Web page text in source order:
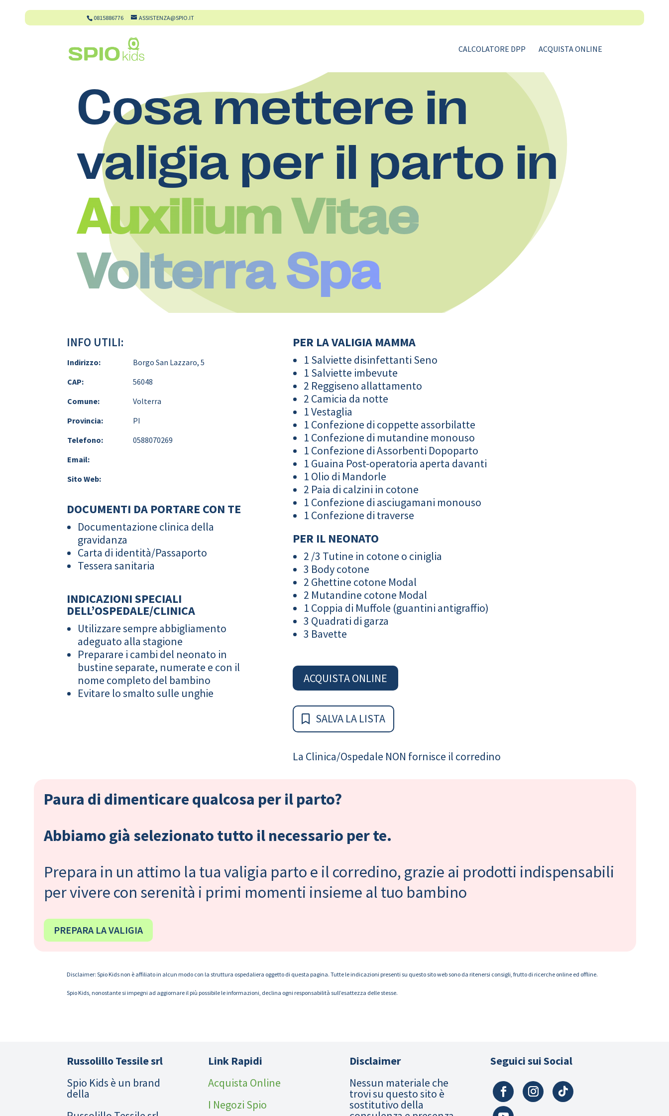
0815886776 ASSISTENZA@SPIO.IT
CALCOLATORE DPP ACQUISTA ONLINE
Cosa mettere in
valigia per il parto in
Auxilium Vitae
Volterra Spa
INFO UTILI:
Indirizzo:
Borgo San Lazzaro, 5
CAP:
56048
Comune:
Volterra
Provincia:
PI
Telefono:
0588070269
Email:
Sito Web:
DOCUMENTI DA PORTARE CON TE
Documentazione clinica della
gravidanza
Carta di identità/Passaporto
Tessera sanitaria
INDICAZIONI SPECIALI
DELL’OSPEDALE/CLINICA
Utilizzare sempre abbigliamento
adeguato alla stagione
Preparare i cambi del neonato in
bustine separate, numerate e con il
nome completo del bambino
Evitare lo smalto sulle unghie
PER LA VALIGIA MAMMA
1 Salviette disinfettanti Seno
1 Salviette imbevute
2 Reggiseno allattamento
2 Camicia da notte
1 Vestaglia
1 Confezione di coppette assorbilatte
1 Confezione di mutandine monouso
1 Confezione di Assorbenti Dopoparto
1 Guaina Post-operatoria aperta davanti
1 Olio di Mandorle
2 Paia di calzini in cotone
1 Confezione di asciugamani monouso
1 Confezione di traverse
PER IL NEONATO
2 /3 Tutine in cotone o ciniglia
3 Body cotone
2 Ghettine cotone Modal
2 Mutandine cotone Modal
1 Coppia di Muffole (guantini antigraffio)
3 Quadrati di garza
3 Bavette
ACQUISTA ONLINE
SALVA LA LISTA
La Clinica/Ospedale NON fornisce il corredino
Paura di dimenticare qualcosa per il parto?
Abbiamo già selezionato tutto il necessario per te.
Prepara in un attimo la tua valigia parto e il corredino, grazie ai prodotti indispensabili
per vivere con serenità i primi momenti insieme al tuo bambino
PREPARA LA VALIGIA
Disclaimer: Spio Kids non è affiliato in alcun modo con la struttura ospedaliera oggetto di questa pagina. Tutte le indicazioni presenti su questo sito web sono da ritenersi consigli, frutto di ricerche online ed offline.
Spio Kids, nonostante si impegni ad aggiornare il più possibile le informazioni, declina ogni responsabilità sull’esattezza delle stesse.
Russolillo Tessile srl
Spio Kids è un brand
della
Link Rapidi
Acquista Online
I Negozi Spio
Disclaimer
Nessun materiale che
trovi su questo sito è
sostitutivo della
Seguici sui Social